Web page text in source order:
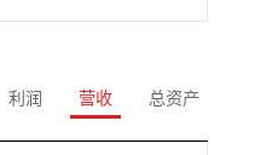
利润 营收 总资产